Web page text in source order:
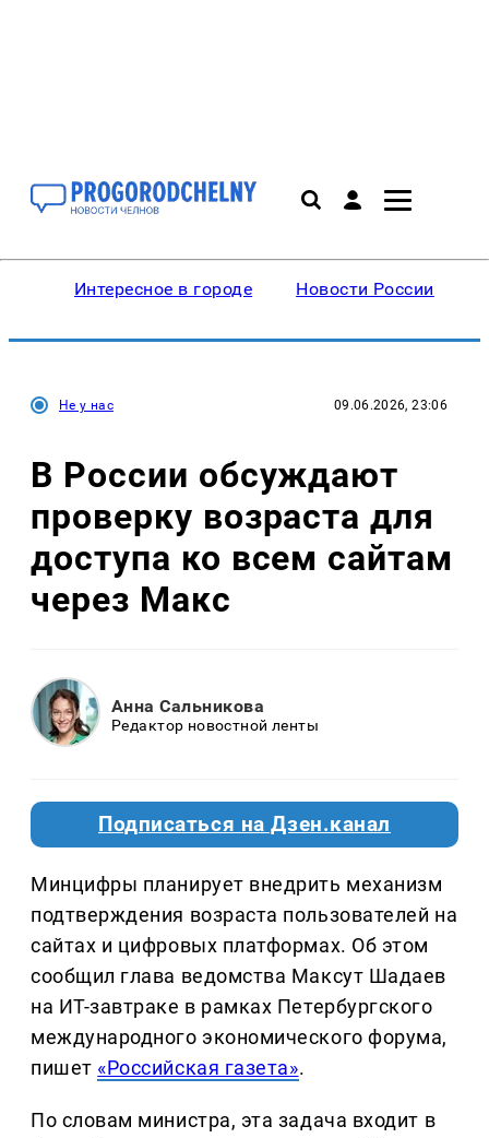
Интересное в городе Новости России
Не у нас 09.06.2026, 23:06
В России обсуждают
проверку возраста для
доступа ко всем сайтам
через Макс
Анна Сальникова
Редактор новостной ленты
Подписаться на Дзен.канал
Минцифры планирует внедрить механизм
подтверждения возраста пользователей на
сайтах и цифровых платформах. Об этом
сообщил глава ведомства Максут Шадаев
на ИТ-завтраке в рамках Петербургского
международного экономического форума,
пишет «Российская газета».
По словам министра, эта задача входит в